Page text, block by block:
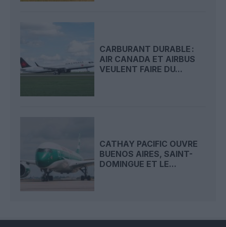
CARBURANT DURABLE :
AIR CANADA ET AIRBUS
VEULENT FAIRE DU...
CATHAY PACIFIC OUVRE
BUENOS AIRES, SAINT-
DOMINGUE ET LE...